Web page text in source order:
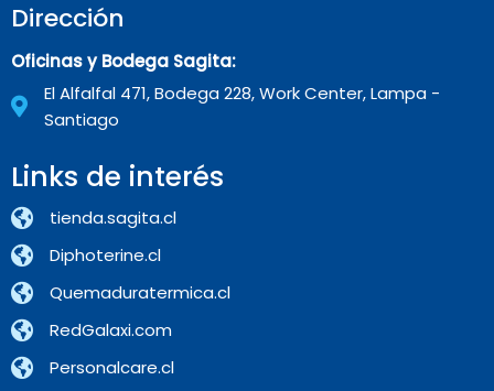
Dirección
Oficinas y Bodega Sagita:
El Alfalfal 471, Bodega 228, Work Center, Lampa -
Santiago
Links de interés
tienda.sagita.cl
Diphoterine.cl
Quemaduratermica.cl
RedGalaxi.com
Personalcare.cl